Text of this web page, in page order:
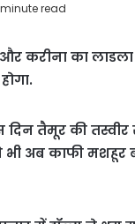
minute read
करीना का लाडला
दिन तैमूर की
भी अब काफी